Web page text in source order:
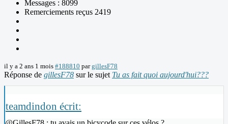
Messages : 8099
Remerciements reçus 2419
il y a 2 ans 1 mois #188810 pargillesF78
Réponse de gillesF78 sur le sujet Tu as fait quoi aujourd'hui???
teamdindon écrit: